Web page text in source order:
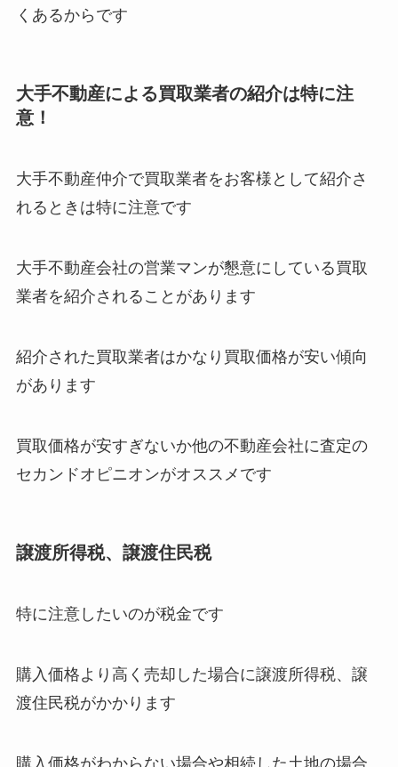
くあるからです
大手不動産による買取業者の紹介は特に注
意！
大手不動産仲介で買取業者をお客様として紹介さ
れるときは特に注意です
大手不動産会社の営業マンが懇意にしている買取
業者を紹介されることがあります
紹介された買取業者はかなり買取価格が安い傾向
があります
買取価格が安すぎないか他の不動産会社に査定の
セカンドオピニオンがオススメです
譲渡所得税、譲渡住民税
特に注意したいのが税金です
購入価格より高く売却した場合に譲渡所得税、譲
渡住民税がかかります
購入価格がわからない場合や相続した土地の場合